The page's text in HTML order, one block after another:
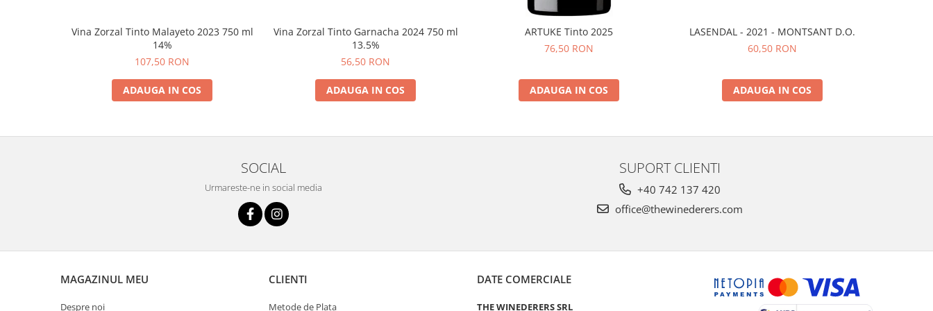
Vina Zorzal Tinto Malayeto 2023 750 ml
14%
107,50 RON
ADAUGA IN COS
Vina Zorzal Tinto Garnacha 2024 750 ml
13.5%
56,50 RON
ADAUGA IN COS
ARTUKE Tinto 2025
76,50 RON
ADAUGA IN COS
LASENDAL - 2021 - MONTSANT D.O.
60,50 RON
ADAUGA IN COS
SOCIAL
Urmareste-ne in social media
SUPORT CLIENTI
+40 742 137 420
office@thewinederers.com
MAGAZINUL MEU
Despre noi
CLIENTI
Metode de Plata
DATE COMERCIALE
THE WINEDERERS SRL